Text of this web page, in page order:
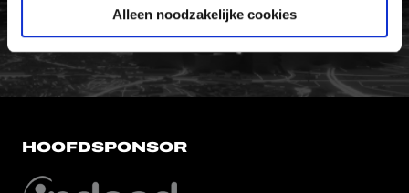
Alleen noodzakelijke cookies
FC Utrecht<br>vanuit<br>het
HOOFDSPONSOR